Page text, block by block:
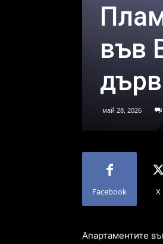
във
май 28, 2026
Facebook X
Апартаментите